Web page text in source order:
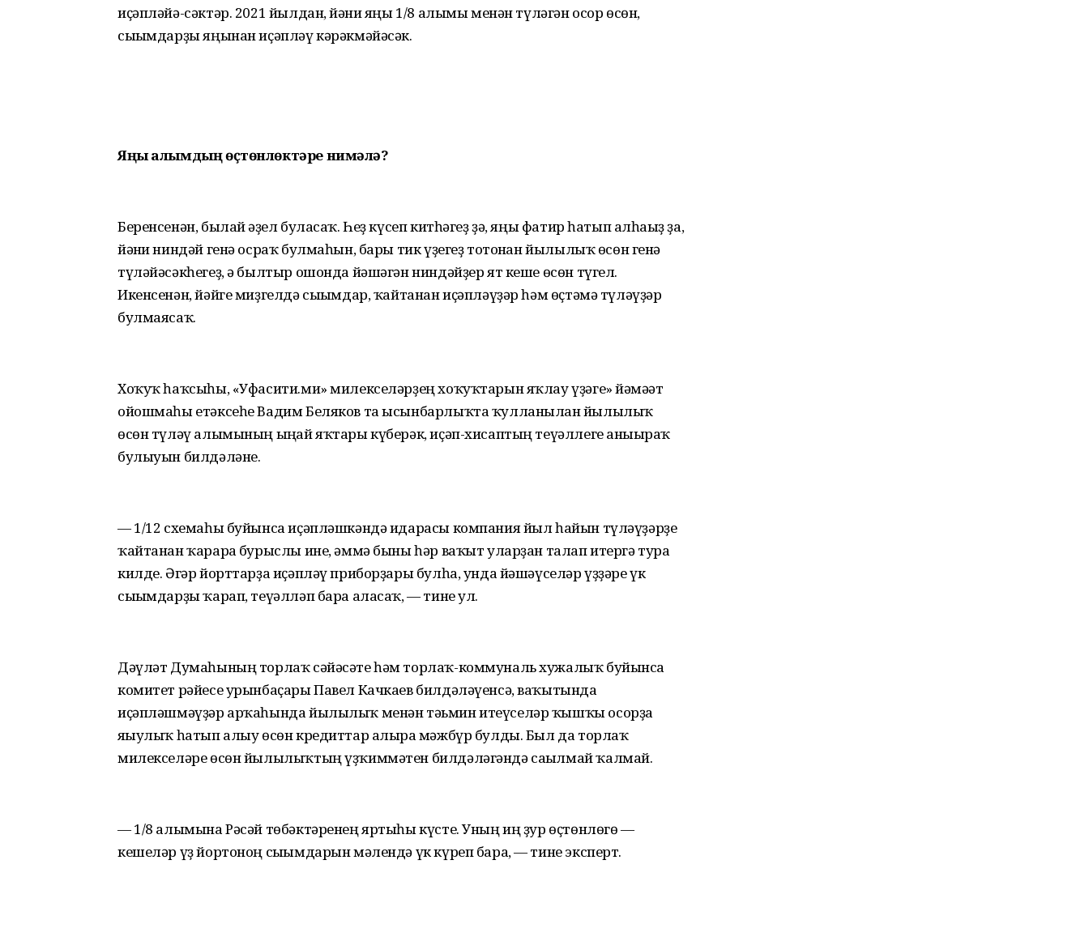
иҫәпләйә-сәктәр. 2021 йылдан, йәғни яңы 1/8 алымы менән түләгән осор өсөн,
сығымдарҙы яңынан иҫәпләү кәрәкмәйәсәк.
Яңы алымдың өҫтөнлөктәренимәлә?
Беренсенән, былай ғәҙел буласаҡ. Һеҙ күсеп китһәгеҙ ҙә, яңы фатир һатып алһағыҙ ҙа,
йәғни ниндәй генә осраҡ булмаһын, бары тик үҙегеҙ тотонған йылылыҡ өсөн генә
түләйәсәкһегеҙ, ә былтыр ошонда йәшәгән ниндәйҙер ят кеше өсөн түгел.
Икенсенән, йәйге миҙгелдә сығымдар, ҡайтанан иҫәпләүҙәр һәм өҫтәмә түләүҙәр
булмаясаҡ.
Хоҡуҡ һаҡсыһы, «Уфасити.ми» милекселәрҙең хоҡуҡтарын яҡлау үҙәге» йәмәғәт
ойошмаһы етәксеһе Вадим Беляков та ысынбарлыҡта ҡулланылған йылылыҡ
өсөн түләү алымының ыңғай яҡтары күберәк, иҫәп-хисаптың теүәллеге анығыраҡ
булыуын билдәләне.
— 1/12 схемаһы буйынса иҫәпләшкәндә идарасы компания йыл һайын түләүҙәрҙе
ҡайтанан ҡарарға бурыслы ине, әммә быны һәр ваҡыт уларҙан талап итергә тура
килде. Әгәр йорттарҙа иҫәпләү приборҙары булһа, унда йәшәүселәр үҙҙәре үк
сығымдарҙы ҡарап, теүәлләп бара аласаҡ, — тине ул.
Дәүләт Думаһының торлаҡ сәйәсәте һәм торлаҡ-коммуналь хужалыҡ буйынса
комитет рәйесе урынбаҫары Павел Качкаев билдәләүенсә, ваҡытында
иҫәпләшмәүҙәр арҡаһында йылылыҡ менән тәьмин итеүселәр ҡышҡы осорҙа
яғыулыҡ һатып алыу өсөн кредиттар алырға мәжбүр булды. Был да торлаҡ
милекселәре өсөн йылылыҡтың үҙҡиммәтен билдәләгәндә сағылмай ҡалмай.
— 1/8 алымына Рәсәй төбәктәренең яртыһы күсте. Уның иң ҙур өҫтөнлөгө —
кешеләр үҙ йортоноң сығымдарын мәлендә үк күреп бара, — тине эксперт.